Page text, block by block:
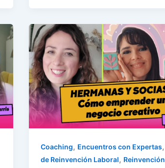
Coaching, Encuentros con Expertas,
de Reinvención Laboral, Reinvención